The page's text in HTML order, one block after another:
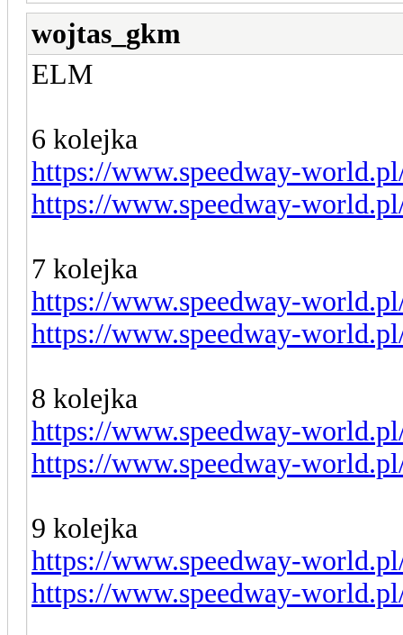
wojtas_gkm
ELM
6 kolejka
https://www.speedway-
https://www.speedway-
7 kolejka
https://www.speedway-
https://www.speedway-
8 kolejka
https://www.speedway-
https://www.speedway-
9 kolejka
https://www.speedway-
https://www.speedway-